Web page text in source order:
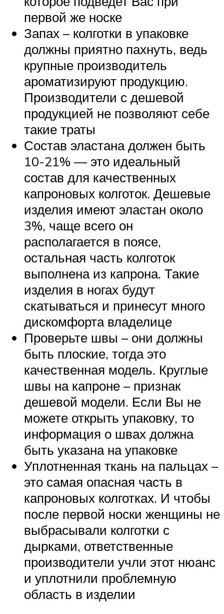
первой же носке
Запах – колготки в упаковке
должны приятно пахнуть, ведь
крупные производитель
ароматизируют продукцию.
Производители с дешевой
продукцией не позволяют себе
такие траты
Состав эластана должен быть
10-21% — это идеальный
состав для качественных
капроновых колготок. Дешевые
изделия имеют эластан около
3%, чаще всего он
располагается в поясе,
остальная часть колготок
выполнена из капрона. Такие
изделия в ногах будут
скатываться и принесут много
дискомфорта владелице
Проверьте швы – они должны
быть плоские, тогда это
качественная модель. Круглые
швы на капроне – признак
дешевой модели. Если Вы не
можете открыть упаковку, то
информация о швах должна
быть указана на упаковке
Уплотненная ткань на пальцах –
это самая опасная часть в
капроновых колготках. И чтобы
после первой носки женщины не
выбрасывали колготки с
дырками, ответственные
производители учли этот нюанс
и уплотнили проблемную
область в изделии